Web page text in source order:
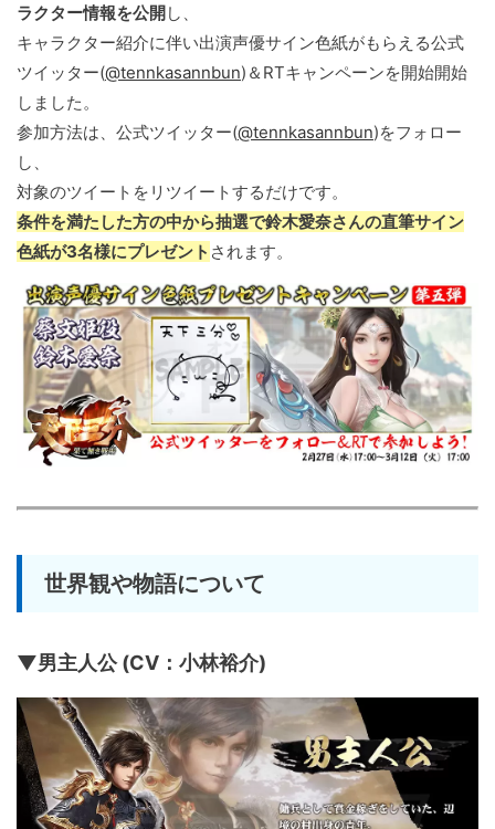
ラクター情報を公開 し、
キャラクター紹介に伴い出演声優サイン色紙がもらえる公式
ツイッター(@tennkasannbun)＆RTキャンペーンを開始開始
しました。
参加方法は、公式ツイッター(@tennkasannbun)をフォロー
し、
対象のツイートをリツイートするだけです。
条件を満たした方の中から抽選で鈴木愛奈さんの直筆サイン
色紙が3名様にプレゼント されます。
世界観や物語について
▼男主人公 (CV：小林裕介)